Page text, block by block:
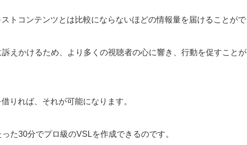
トコンテンツとは比較にならないほどの情報量を届けることがで
えかけるため、より多くの視聴者の心に響き、行動を促すことが
りれば、それが可能になります。
た30分でプロ級のVSLを作成できるのです。